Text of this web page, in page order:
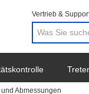
Vertrieb &
Abmessungen